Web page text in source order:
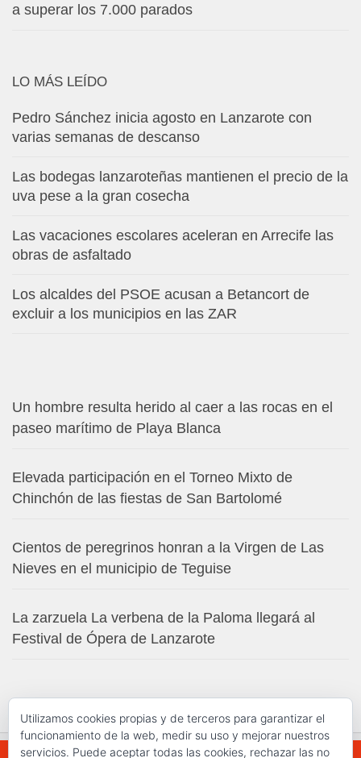
a superar los 7.000 parados
LO MÁS LEÍDO
Pedro Sánchez inicia agosto en Lanzarote con
varias semanas de descanso
Las bodegas lanzaroteñas mantienen el precio de la
uva pese a la gran cosecha
Las vacaciones escolares aceleran en Arrecife las
obras de asfaltado
Los alcaldes del PSOE acusan a Betancort de
excluir a los municipios en las ZAR
Un hombre resulta herido al caer a las rocas en el
paseo marítimo de Playa Blanca
Elevada participación en el Torneo Mixto de
Chinchón de las fiestas de San Bartolomé
Cientos de peregrinos honran a la Virgen de Las
Nieves en el municipio de Teguise
La zarzuela La verbena de la Paloma llegará al
Festival de Ópera de Lanzarote
Utilizamos cookies propias y de terceros para garantizar el
funcionamiento de la web, medir su uso y mejorar nuestros
servicios. Puede aceptar todas las cookies, rechazar las no